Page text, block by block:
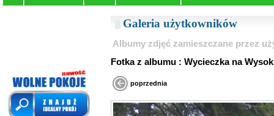
Galeria użytkowników
Albumy zdjęć zamieszczane przez
Fotka z albumu : Wycieczka na
poprzednia